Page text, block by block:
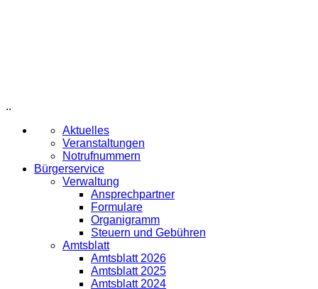
..
Aktuelles
Veranstaltungen
Notrufnummern
Bürgerservice
Verwaltung
Ansprechpartner
Formulare
Organigramm
Steuern und Gebühren
Amtsblatt
Amtsblatt 2026
Amtsblatt 2025
Amtsblatt 2024